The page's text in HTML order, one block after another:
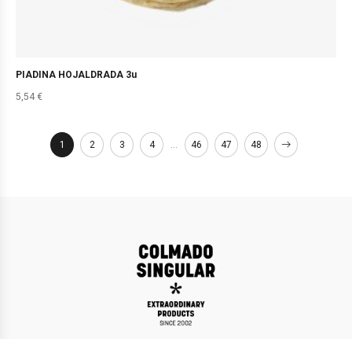
PIADINA HOJALDRADA 3u
5,54 €
1 2 3 4 … 46 47 48